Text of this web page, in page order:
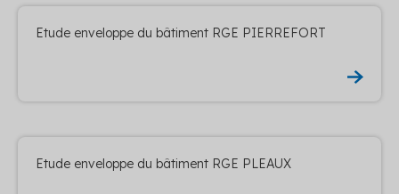
Etude enveloppe du bâtiment RGE PIERREFORT
Etude enveloppe du bâtiment RGE PLEAUX